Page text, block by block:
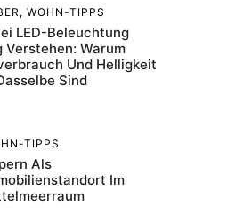
, WOHN-TIPPS
LED-Beleuchtung
Verstehen: Warum
Und Helligkeit
Sind
TIPPS
Als
Im